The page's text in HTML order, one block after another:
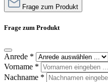
Frage zum Produkt
Frage zum Produkt
Anrede *
Vorname *
Nachname *